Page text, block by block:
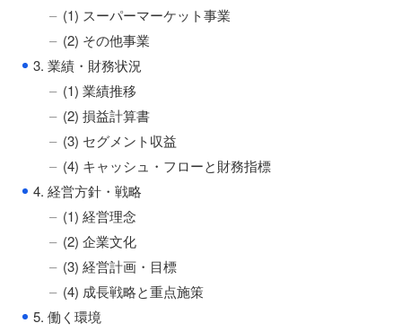
(1) スーパーマーケット事業
(2) その他事業
● 3. 業績・財務状況
(1) 業績推移
(2) 損益計算書
(3) セグメント収益
(4) キャッシュ・フローと財務指標
● 4. 経営方針・戦略
(1) 経営理念
(2) 企業文化
(3) 経営計画・目標
(4) 成長戦略と重点施策
● 5. 働く環境